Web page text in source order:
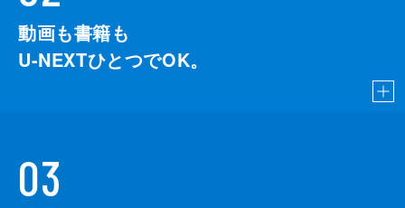
動画も書籍も
U-NEXTひとつでOK。
03